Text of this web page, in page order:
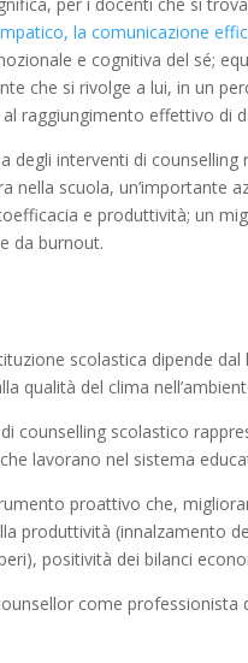
la comunicazione
e cognitiva del sé;
che si rivolge a lui, in un
raggiungimento effettivo di
degli interventi di
nella scuola, un’importante
e produttività; un
da burnout.
scolastica dipende
qualità del clima
counselling scolastico
lavorano nel sistema
proattivo che,
produttività (innalzamento
positività dei bilanci
come